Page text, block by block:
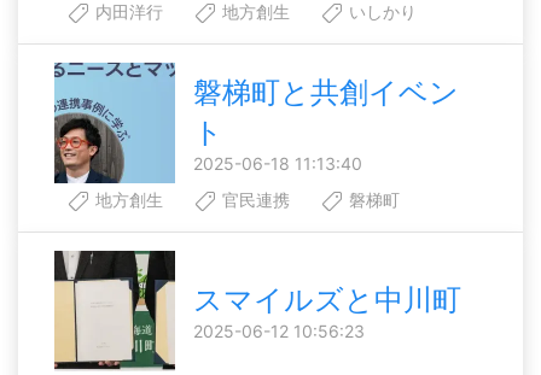
内田洋行 地方創生 いしかり
磐梯町と共創イベン
ト
2025-06-18 11:13:40
地方創生
官民連携 磐梯町
スマイルズと中川町
2025-06-12 10:56:23